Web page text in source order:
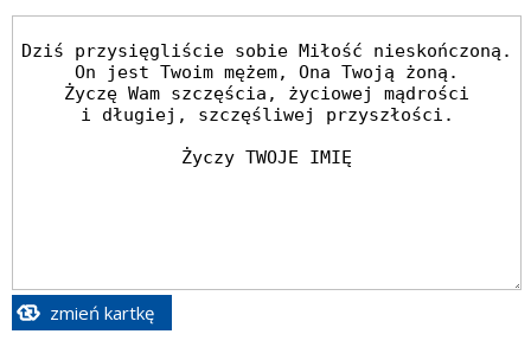
zmień kartkę